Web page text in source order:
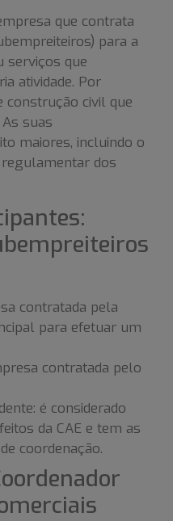
que contrata
para a
serviços que
atividade. Por
construção civil que
suas
maiores, incluindo o
dos
contratada pela
para efetuar um
contratada pelo
é considerado
da CAE e tem as
coordenação.